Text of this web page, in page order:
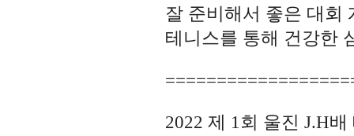
잘 준비해서 좋은 대회
테니스를 통해 건강한
2022 제 1회 울진 J.H